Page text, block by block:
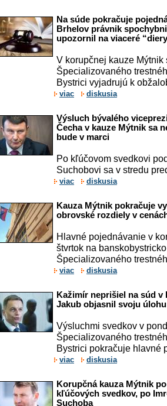
Na súde pokračuje
Brhelov právnik
upozornil na viaceré
V korupčnej kauze
Špecializovaného
Bystrici vyjadrujú k
viac diskusia
Výsluch bývalého
Čecha v kauze Mýtnik sa
bude v marci
Po kľúčovom svedkovi
Suchobovi sa v stredu
viac diskusia
Kauza Mýtnik pokračuje
obrovské rozdiely v
Hlavné pojednávanie v
štvrtok na
Špecializovaného
viac diskusia
Kažimír neprišiel na súd v
Jakub objasnil svoju úlohu
Výsluchmi svedkov v
Špecializovaného
Bystrici pokračuje hlavné
viac diskusia
Korupčná kauza Mýtnik
kľúčových svedkov, po
Suchoba